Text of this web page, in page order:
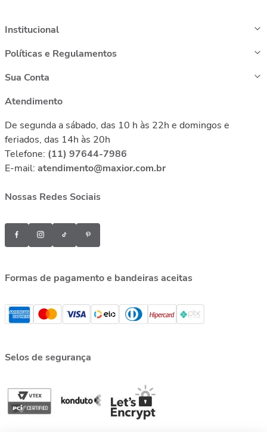
Institucional
Políticas e Regulamentos
Sua Conta
Atendimento
De segunda a sábado, das 10 h às 22h e domingos e
feriados, das 14h às 20h
Telefone: (11) 97644-7986
E-mail: atendimento@maxior.com.br
Nossas Redes Sociais
Formas de pagamento e bandeiras aceitas
Selos de segurança